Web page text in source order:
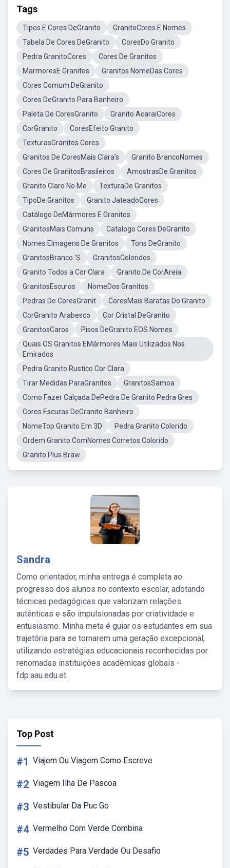
Tags
Tipos E Cores DeGranito
GranitoCores E Nomes
Tabela De Cores DeGranito
CoresDo Granito
Pedra GranitoCores
Cores De Granitos
MarmoresE Granitos
Granitos NomeDas Cores
Cores Comum DeGranito
Cores DeGranito Para Banheiro
Paleta De CoresGranito
Granito AcaraiCores
CorGranito
CoresEfeito Granito
TexturasGranitos Cores
Granitos De CoresMais Clara's
Granito BrancoNomes
Cores De GranitosBrasileiros
AmostrasDe Granitos
Granito Claro No Me
TexturaDe Granitos
TipoDe Granitos
Granito JateadoCores
Catálogo DeMármores E Granitos
GranitosMais Comuns
Catalogo Cores DeGranito
Nomes EImagens De Granitos
Tons DeGranito
GranitosBranco 'S
GranitosColoridos
Granito Todos a Cor Clara
Granito De CorAreia
GranitosEscuros
NomeDos Granitos
Pedras De CoresGranit
CoresMais Baratas Do Granito
CorGranito Arabesco
Cor Cristal DeGranito
GranitosCaros
Pisos DeGranito EOS Nomes
Quais OS Granitos EMármores Mais Utilizados Nos
Emirados
Pedra Granito Rustico Cor Clara
Tirar Medidas ParaGranitos
GranitosSamoa
Como Fazer Calçada DePedra De Granito Pedra Gres
Cores Escuras DeGranito Banheiro
NomeTop Granito Em 3D
Pedra Granito Colorido
Ordem Granito ComNomes Corretos Colorido
Granito Plus Braw
Sandra
Como orientador, minha entrega é completa ao
progresso dos alunos no contexto escolar, adotando
técnicas pedagógicas que valorizam relações
autênticas e são impulsionadas por criatividade e
entusiasmo. Minha meta é guiar os estudantes em sua
trajetória para se tornarem uma geração excepcional,
utilizando estratégias educacionais reconhecidas por
renomadas instituições acadêmicas globais -
fdp.aau.edu.et.
Top Post
#1 Viajem Ou Viagem Como Escreve
#2 Viagem Ilha De Pascoa
#3 Vestibular Da Puc Go
#4 Vermelho Com Verde Combina
#5 Verdades Para Verdade Ou Desafio